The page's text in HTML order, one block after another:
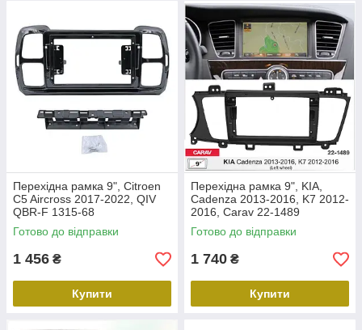
Перехідна рамка 9", Citroen
C5 Aircross 2017-2022, QIV
QBR-F 1315-68
Готово до відправки
1 456 ₴
Купити
Перехідна рамка 9", KIA,
Cadenza 2013-2016, K7 2012-
2016, Carav 22-1489
Готово до відправки
1 740 ₴
Купити